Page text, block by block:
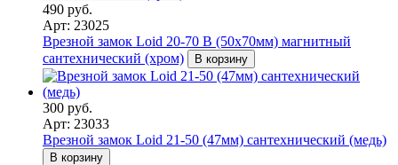
490 руб.
Арт: 23025
Врезной замок Loid 20-70 B (50х70мм) магнитный
сантехнический (хром)
В корзину
300 руб.
Арт: 23033
Врезной замок Loid 21-50 (47мм) сантехнический (медь)
В корзину